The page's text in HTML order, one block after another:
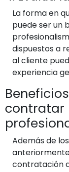
La forma en
puede ser un
dispuestos a
al cliente
experiencia
contratar
Además de
contratación